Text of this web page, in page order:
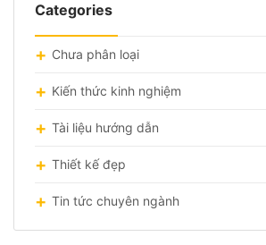
Categories
Chưa phân loại
Kiến thức kinh nghiệm
Tài liệu hướng dẫn
Thiết kế đẹp
Tin tức chuyên ngành